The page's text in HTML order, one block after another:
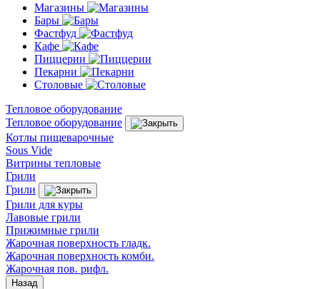
Магазины
Бары
Фастфуд
Кафе
Пиццерии
Пекарни
Столовые
Тепловое оборудование
Тепловое оборудование
Котлы пищеварочные
Sous Vide
Витрины тепловые
Грили
Грили
Грили для куры
Лавовые грили
Прижимные грили
Жарочная поверхность гладк.
Жарочная поверхность комби.
Жарочная пов. рифл.
Назад